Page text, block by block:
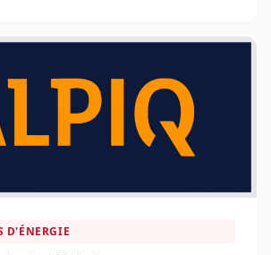
D'ÉNERGIE